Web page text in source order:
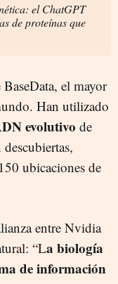
el ChatGPT
de proteínas que
el mayor
Han utilizado
evolutivo de
ubicaciones de
entre Nvidia
“La biología
de información